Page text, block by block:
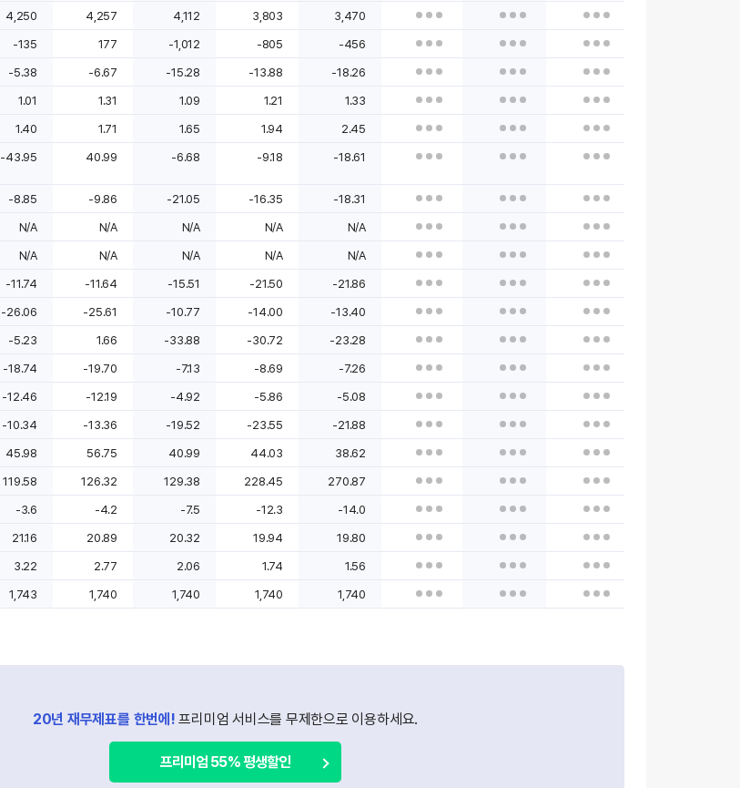
4,250 4,257 4,112 3,803 3,470
-135 177 -1,012 -805 -456
-5.38 -6.67 -15.28 -13.88 -18.26
1.01 1.31 1.09 1.21 1.33
1.40 1.71 1.65 1.94 2.45
-43.95 40.99 -6.68 -9.18 -18.61
-8.85 -9.86 -21.05 -16.35 -18.31
N/A N/A N/A N/A N/A
N/A N/A N/A N/A N/A
-11.74 -11.64 -15.51 -21.50 -21.86
-26.06 -25.61 -10.77 -14.00 -13.40
-5.23 1.66 -33.88 -30.72 -23.28
-18.74 -19.70 -7.13 -8.69 -7.26
-12.46 -12.19 -4.92 -5.86 -5.08
-10.34 -13.36 -19.52 -23.55 -21.88
45.98 56.75 40.99 44.03 38.62
119.58 126.32 129.38 228.45 270.87
-3.6 -4.2 -7.5 -12.3 -14.0
21.16 20.89 20.32 19.94 19.80
3.22 2.77 2.06 1.74 1.56
1,743 1,740 1,740 1,740 1,740
20년 재무제표를 한번에! 프리미엄 서비스를 무제한으로 이용하세요.
프리미엄 55% 평생할인